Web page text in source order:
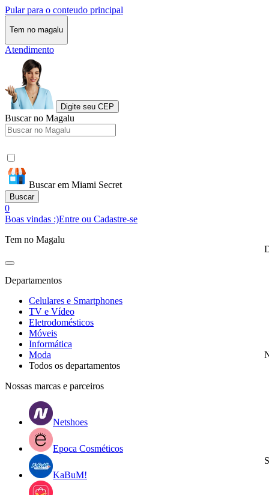
Pular para o conteudo principal
Tem no magalu
Atendimento
Digite seu CEP
Buscar no Magalu
Buscar em Miami Secret
Buscar
0
Boas vindas :)Entre ou Cadastre-se
Tem no Magalu
Departamentos
Celulares e Smartphones
TV e Vídeo
Eletrodomésticos
Móveis
Informática
Moda
Todos os departamentos
Nossas marcas e parceiros
Netshoes
Epoca Cosméticos
KaBuM!